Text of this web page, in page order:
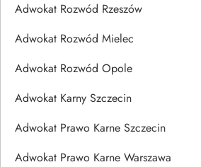
Adwokat Rozwód Rzeszów
Adwokat Rozwód Mielec
Adwokat Rozwód Opole
Adwokat Karny Szczecin
Adwokat Prawo Karne Szczecin
Adwokat Prawo Karne Warszawa